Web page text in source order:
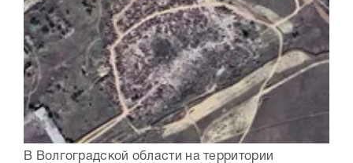
В Волгоградской области на территории